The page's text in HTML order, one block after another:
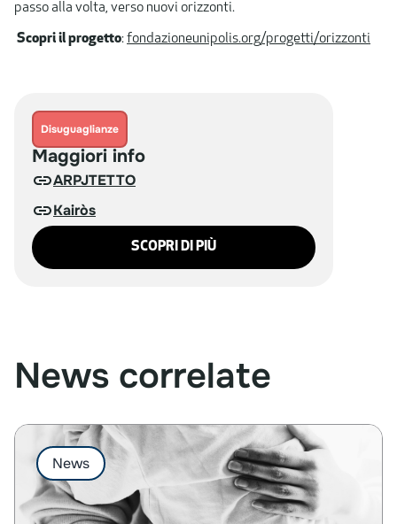
passo alla volta, verso nuovi orizzonti.
Scopri il progetto:fondazioneunipolis.org/progetti/orizzonti
Disuguaglianze
Maggiori info
ARPJTETTO
Kairòs
SCOPRI DI PIÙ
News correlate
News